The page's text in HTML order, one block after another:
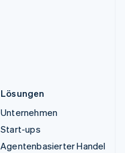
Lösungen
Unternehmen
Start-ups
Agentenbasierter Handel